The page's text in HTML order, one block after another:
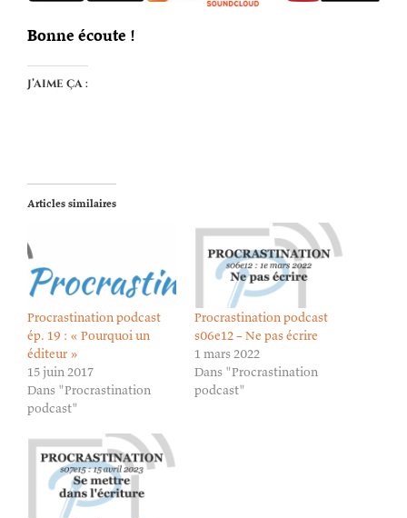
Bonne écoute !
J’aime ça :
Articles similaires
Procrastination podcast
ép. 19 : « Pourquoi un
éditeur »
15 juin 2017
Dans "Procrastination
podcast"
Procrastination podcast
s06e12 – Ne pas écrire
1 mars 2022
Dans "Procrastination
podcast"